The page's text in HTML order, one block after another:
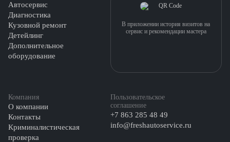
Автосервис
Диагностика
Кузовной ремонт
Детейлинг
Дополнительное
оборудование
Компания
О компании
Контакты
Криминалистическая
проверка
Пользовательское
соглашение
+7 863 285 48 49
info@freshautoservice.ru
В приложении история визитов на
сервис и рекомендации мастера